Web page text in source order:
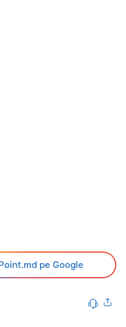
pe Google